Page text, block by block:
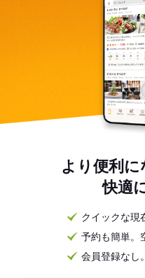
より便利
快適
クイックな現
予約も簡単。
会員登録なし